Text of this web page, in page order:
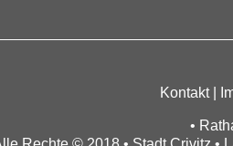
Kontakt|
•